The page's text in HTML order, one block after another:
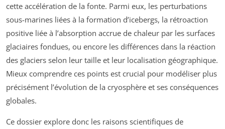
cette accélération de la fonte. Parmi eux, les perturbations
sous-marines liées à la formation d’icebergs, la rétroaction
positive liée à l’absorption accrue de chaleur par les surfaces
glaciaires fondues, ou encore les différences dans la réaction
des glaciers selon leur taille et leur localisation géographique.
Mieux comprendre ces points est crucial pour modéliser plus
précisément l’évolution de la cryosphère et ses conséquences
globales.
Ce dossier explore donc les raisons scientifiques de